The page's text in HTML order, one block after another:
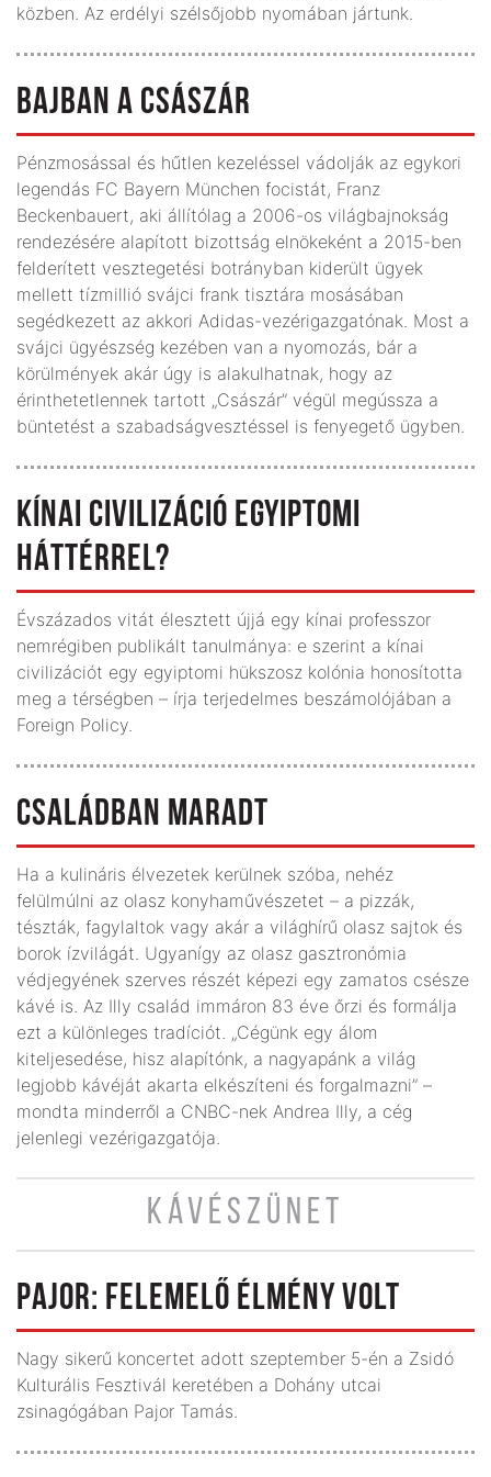
közben. Az erdélyi szélsőjobb nyomában jártunk.
BAJBAN A CSÁSZÁR
Pénzmosással és hűtlen kezeléssel vádolják az egykori
legendás FC Bayern München focistát, Franz
Beckenbauert, aki állítólag a 2006-os világbajnokság
rendezésére alapított bizottság elnökeként a 2015-ben
felderített vesztegetési botrányban kiderült ügyek
mellett tízmillió svájci frank tisztára mosásában
segédkezett az akkori Adidas-vezérigazgatónak. Most a
svájci ügyészség kezében van a nyomozás, bár a
körülmények akár úgy is alakulhatnak, hogy az
érinthetetlennek tartott „Császár” végül megússza a
büntetést a szabadságvesztéssel is fenyegető ügyben.
KÍNAI CIVILIZÁCIÓ EGYIPTOMI
HÁTTÉRREL?
Évszázados vitát élesztett újjá egy kínai professzor
nemrégiben publikált tanulmánya: e szerint a kínai
civilizációt egy egyiptomi hükszosz kolónia honosította
meg a térségben – írja terjedelmes beszámolójában a
Foreign Policy.
CSALÁDBAN MARADT
Ha a kulináris élvezetek kerülnek szóba, nehéz
felülmúlni az olasz konyhaművészetet – a pizzák,
tészták, fagylaltok vagy akár a világhírű olasz sajtok és
borok ízvilágát. Ugyanígy az olasz gasztronómia
védjegyének szerves részét képezi egy zamatos csésze
kávé is. Az Illy család immáron 83 éve őrzi és formálja
ezt a különleges tradíciót. „Cégünk egy álom
kiteljesedése, hisz alapítónk, a nagyapánk a világ
legjobb kávéját akarta elkészíteni és forgalmazni” –
mondta minderről a CNBC-nek Andrea Illy, a cég
jelenlegi vezérigazgatója.
KÁVÉSZÜNET
PAJOR: FELEMELŐ ÉLMÉNY VOLT
Nagy sikerű koncertet adott szeptember 5-én a Zsidó
Kulturális Fesztivál keretében a Dohány utcai
zsinagógában Pajor Tamás.